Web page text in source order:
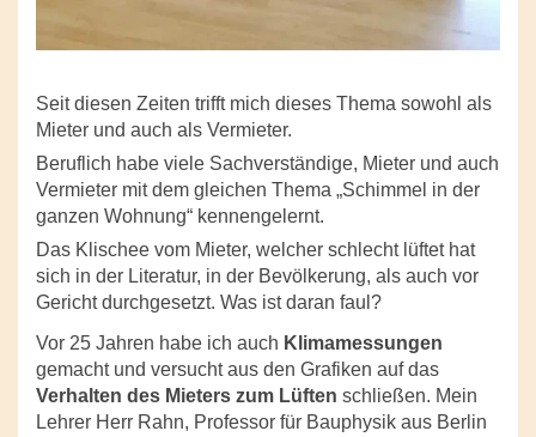
Seit diesen Zeiten trifft mich dieses Thema sowohl als
Mieter und auch als Vermieter.
Beruflich habe viele Sachverständige, Mieter und auch
Vermieter mit dem gleichen Thema „Schimmel in der
ganzen Wohnung“ kennengelernt.
Das Klischee vom Mieter, welcher schlecht lüftet hat
sich in der Literatur, in der Bevölkerung, als auch vor
Gericht durchgesetzt. Was ist daran faul?
Vor 25 Jahren habe ich auch Klimamessungen
gemacht und versucht aus den Grafiken auf das
Verhalten des Mieters zum Lüften schließen. Mein
Lehrer Herr Rahn, Professor für Bauphysik aus Berlin